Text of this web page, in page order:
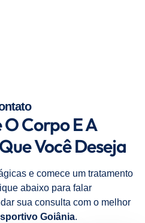
Corpo E A
Você Deseja
e comece um tratamento
abaixo para falar
sua consulta com o melhor
Goiânia.